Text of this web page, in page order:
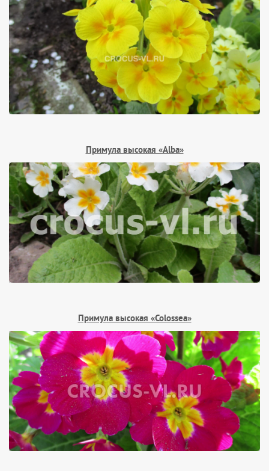
Примула высокая «Alba»
Примула высокая «Colossea»